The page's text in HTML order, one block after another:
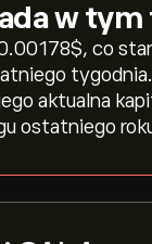
w
co
aktualna
ostatniego